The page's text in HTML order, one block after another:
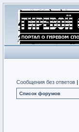
Сообщения без ответов |
Список форумов